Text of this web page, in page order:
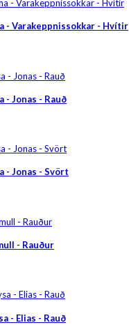
- Varakeppnissokkar - Hvítir
Jonas - Rauð
Jonas - Svört
- Rauður
- Elias - Rauð